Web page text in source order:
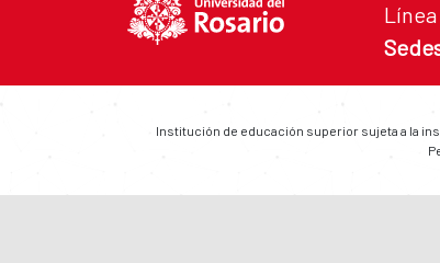
Institución de educación superior sujeta a la